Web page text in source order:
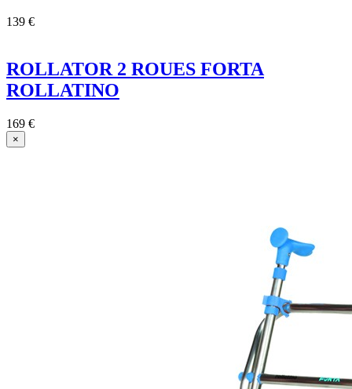
139 €
ROLLATOR 2 ROUES FORTA
ROLLATINO
169 €
×